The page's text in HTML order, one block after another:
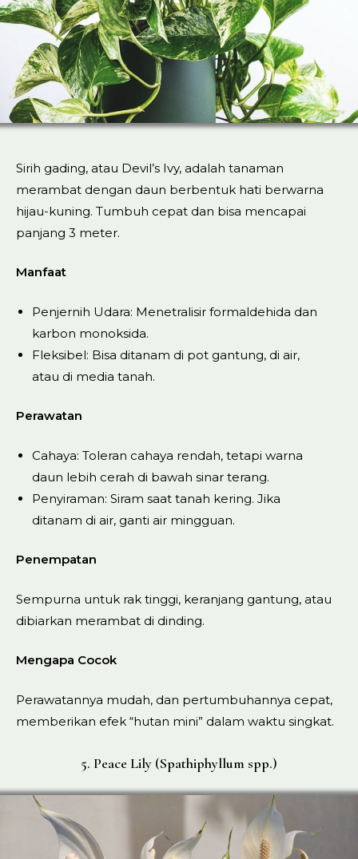
Sirih gading, atau Devil’s Ivy, adalah tanaman
merambat dengan daun berbentuk hati berwarna
hijau-kuning. Tumbuh cepat dan bisa mencapai
panjang 3 meter.
Manfaat
Penjernih Udara: Menetralisir formaldehida dan
karbon monoksida.
Fleksibel: Bisa ditanam di pot gantung, di air,
atau di media tanah.
Perawatan
Cahaya: Toleran cahaya rendah, tetapi warna
daun lebih cerah di bawah sinar terang.
Penyiraman: Siram saat tanah kering. Jika
ditanam di air, ganti air mingguan.
Penempatan
Sempurna untuk rak tinggi, keranjang gantung, atau
dibiarkan merambat di dinding.
Mengapa Cocok
Perawatannya mudah, dan pertumbuhannya cepat,
memberikan efek “hutan mini” dalam waktu singkat.
5. Peace Lily (Spathiphyllum spp.)